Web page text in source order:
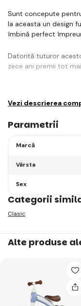
Sunt concepute
la aceasta un design
îmbină perfect
Datorită tuturor
zece ani premii tot
SEMA nu este doar
Vezi descrierea
Parametrii
Marcă
Vârsta
Sex
Categorii
Clasic
Alte produse